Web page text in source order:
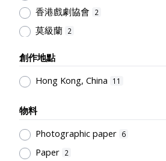
香港戲劇協會 2
莫級蘭 2
何杏楓 1
陳玉蘭 1
杜國威
王守謙 1
Northcote College of Education
Students' Association
創作地點
Hong Kong, China
11
物料
Photographic paper 6
Paper 2